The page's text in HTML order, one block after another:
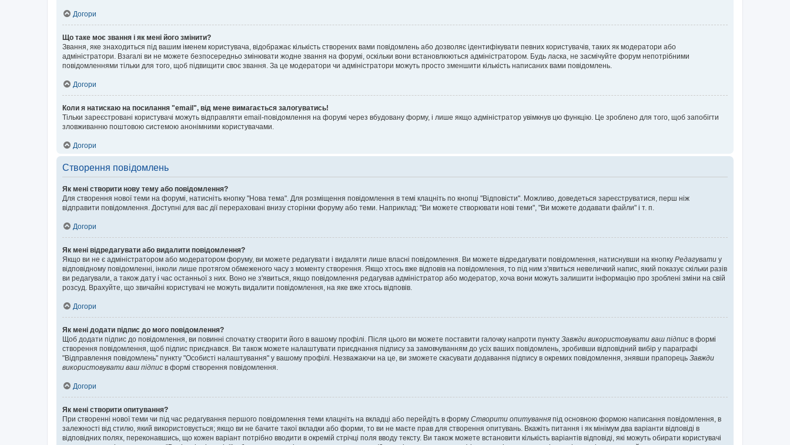
Догори
Що таке моє звання і як мені його змінити?
Звання, яке знаходиться під вашим іменем користувача, відображає кількість створених вами повідомлень або дозволяє ідентифікувати певних користувачів, таких як модератори або
адміністратори. Взагалі ви не можете безпосередньо змінювати жодне звання на форумі, оскільки вони встановлюються адміністратором. Будь ласка, не засмічуйте форум непотрібними
повідомленнями тільки для того, щоб підвищити своє звання. За це модератори чи адміністратори можуть просто зменшити кількість написаних вами повідомлень.
Догори
Коли я натискаю на посилання "email", від мене вимагається залогуватись!
Тільки зареєстровані користувачі можуть відправляти email-повідомлення на форумі через вбудовану форму, і лише якщо адміністратор увімкнув цю функцію. Це зроблено для того, щоб запобігти
зловживанню поштовою системою анонімними користувачами.
Догори
Створення повідомлень
Як мені створити нову тему або повідомлення?
Для створення нової теми на форумі, натисніть кнопку "Нова тема". Для розміщення повідомлення в темі клацніть по кнопці "Відповісти". Можливо, доведеться зареєструватися, перш ніж
відправити повідомлення. Доступні для вас дії перераховані внизу сторінки форуму або теми. Наприклад: "Ви можете створювати нові теми", "Ви можете додавати файли" і т. п.
Догори
Як мені відредагувати або видалити повідомлення?
Якщо ви не є адміністратором або модератором форуму, ви можете редагувати і видаляти лише власні повідомлення. Ви можете відредагувати повідомлення, натиснувши на кнопку Редагувати у
відповідному повідомленні, інколи лише протягом обмеженого часу з моменту створення. Якщо хтось вже відповів на повідомлення, то під ним з'явиться невеличкий напис, який показує скільки разів
ви редагували, а також дату і час останньої з них. Воно не з'явиться, якщо повідомлення редагував адміністратор або модератор, хоча вони можуть залишити інформацію про зроблені зміни на свій
розсуд. Врахуйте, що звичайні користувачі не можуть видалити повідомлення, на яке вже хтось відповів.
Догори
Як мені додати підпис до мого повідомлення?
Щоб додати підпис до повідомлення, ви повинні спочатку створити його в вашому профілі. Після цього ви можете поставити галочку напроти пункту Завжди використовувати ваш підпис в формі
створення повідомлення, щоб підпис приєднався. Ви також можете налаштувати приєднання підпису за замовчуванням до усіх ваших повідомлень, зробивши відповідний вибір у параграфі
"Відправлення повідомлень" пункту "Особисті налаштування" у вашому профілі. Незважаючи на це, ви зможете скасувати додавання підпису в окремих повідомлення, знявши прапорець Завжди
використовувати ваш підпис в формі створення повідомлення.
Догори
Як мені створити опитування?
При створенні нової теми чи під час редагування першого повідомлення теми клацніть на вкладці або перейдіть в форму Створити опитування під основною формою написання повідомлення, в
залежності від стилю, який використовується; якщо ви не бачите такої вкладки або форми, то ви не маєте прав для створення опитувань. Вкажіть питання і як мінімум два варіанти відповіді в
відповідних полях, переконавшись, що кожен варіант потрібно вводити в окремій стрічці поля вводу тексту. Ви також можете встановити кількість варіантів відповіді, які можуть обирати користувачі